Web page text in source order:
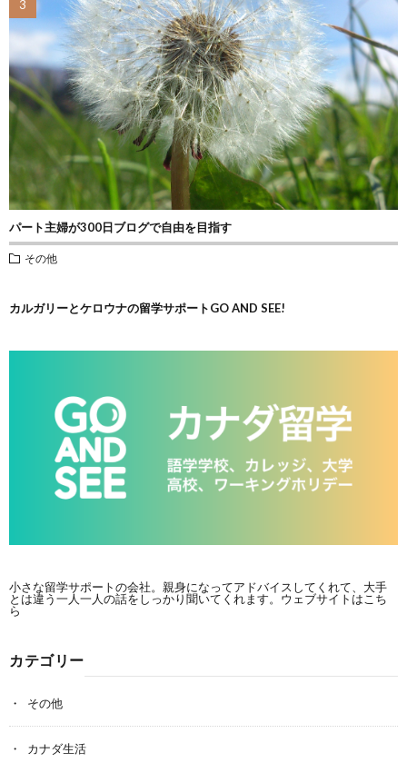
パート主婦が300日ブログで自由を目指す
その他
カルガリーとケロウナの留学サポートGO AND SEE!
小さな留学サポートの会社。親身になってアドバイスしてくれて、大手
とは違う一人一人の話をしっかり聞いてくれます。 ウェブサイトはこち
ら
カテゴリー
その他
カナダ生活